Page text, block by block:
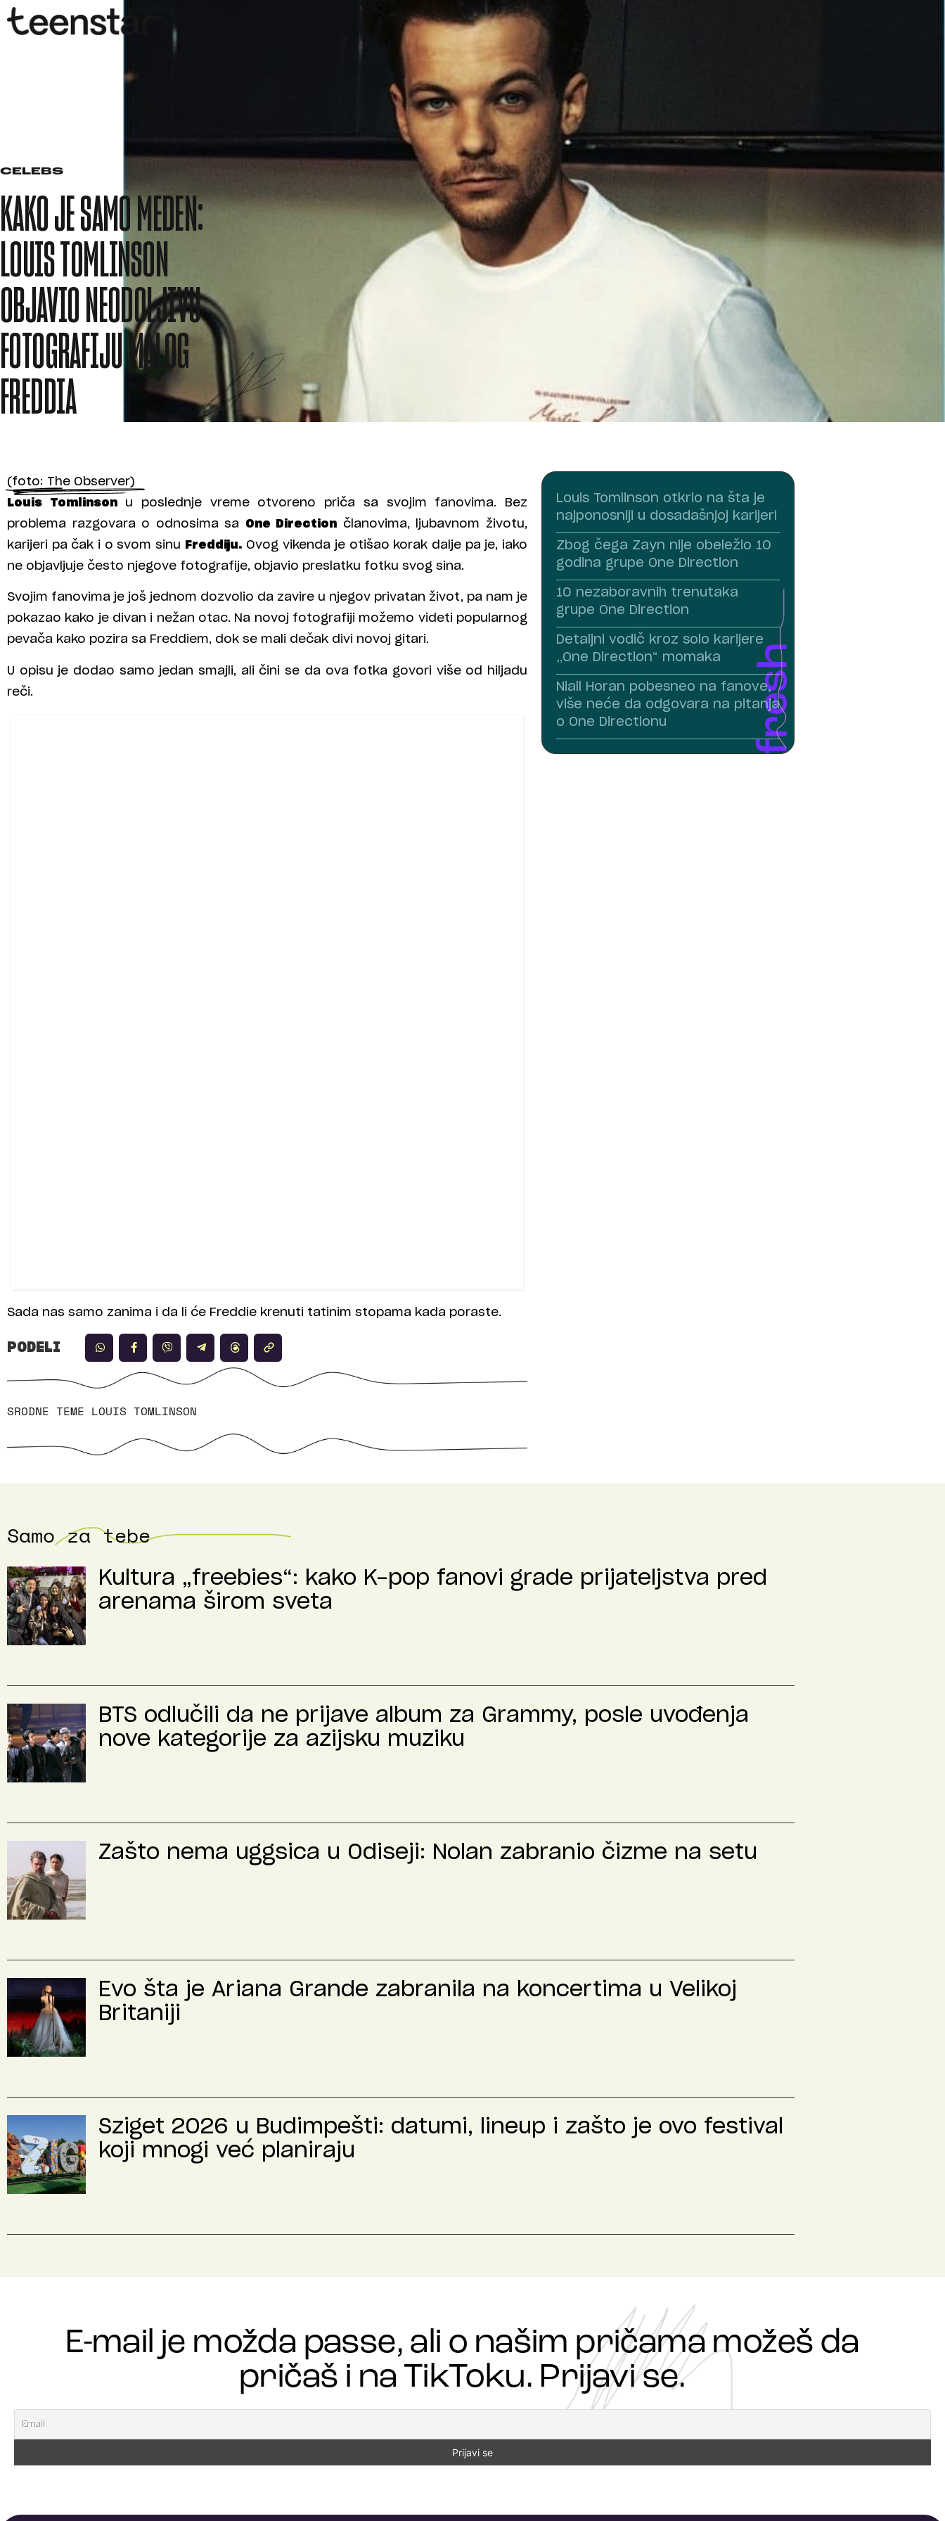
CELEBS
KAKO JE SAMO MEDEN:
LOUIS TOMLINSON
OBJAVIO NEODOLJIVU
FOTOGRAFIJU MALOG
FREDDIA
(foto: The Observer)
Louis Tomlinsonu poslednje vreme otvoreno priča sa svojim fanovima. Bez
problema razgovara o odnosima sa One Direction članovima, ljubavnom životu,
karijeri pa čak i o svom sinu
Freddiju. Ovog vikenda je otišao korak dalje pa je, iako
ne objavljuje često njegove fotografije, objavio preslatku fotku svog sina.
Svojim fanovima je još jednom dozvolio da zavire u njegov privatan život, pa nam je
pokazao kako je divan i nežan otac. Na novoj fotografiji možemo videti popularnog
pevača kako pozira sa Freddiem, dok se mali dečak divi novoj gitari.
U opisu je dodao samo jedan smajli, ali čini se da ova fotka govori više od hiljadu
reči.
Sada nas samo zanima i da li će Freddie krenuti tatinim stopama kada poraste.
PODELI
SRODNE TEME LOUIS TOMLINSON
Louis Tomlinson otkrio na šta je
najponosniji u dosadašnjoj karijeri
Zbog čega Zayn nije obeležio 10
godina grupe One Direction
10 nezaboravnih trenutaka
grupe One Direction
Detaljni vodič kroz solo karijere
„One Direction“ momaka
Niall Horan pobesneo na fanove,
više neće da odgovara na pitanja
o One Directionu
Samo za tebe
Kultura „freebies“: kako K-pop fanovi grade prijateljstva pred
arenama širom sveta
BTS odlučili da ne prijave album za Grammy, posle uvođenja
nove kategorije za azijsku muziku
Zašto nema uggsica u Odiseji: Nolan zabranio čizme na setu
Evo šta je Ariana Grande zabranila na koncertima u Velikoj
Britaniji
Sziget 2026 u Budimpešti: datumi, lineup i zašto je ovo festival
koji mnogi već planiraju
E-mail je možda passe, ali o našim pričama možeš da
pričaš i na TikToku. Prijavi se.